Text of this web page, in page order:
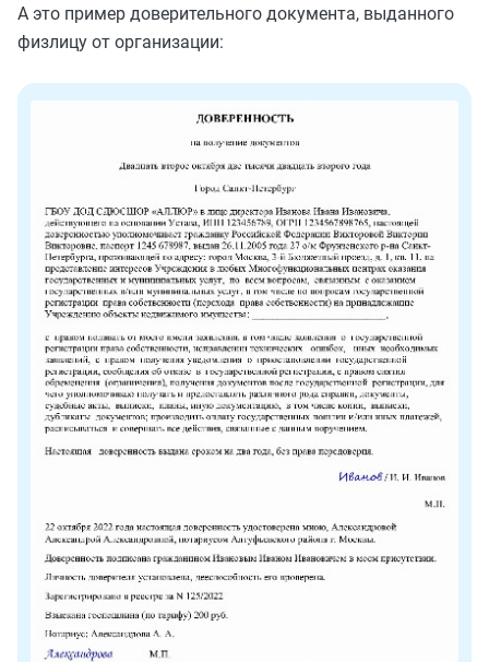
А это пример доверительного документа, выданного
физлицу от организации: